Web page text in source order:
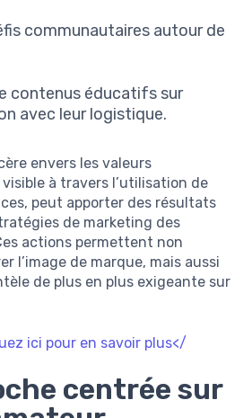
communautaires autour de
contenus éducatifs sur
avec leur logistique.
envers les valeurs
à travers l’utilisation de
peut apporter des résultats
de marketing des
actions permettent non
l’image de marque, mais aussi
de plus en plus exigeante sur
ici pour en savoir plus</
centrée sur